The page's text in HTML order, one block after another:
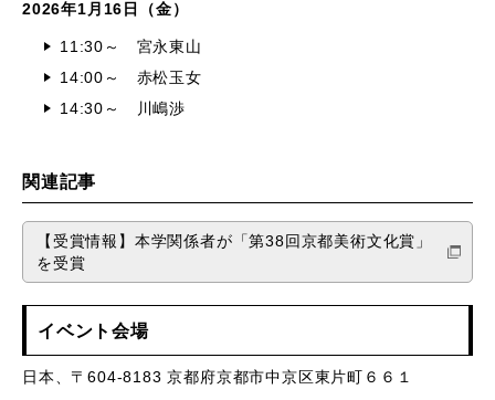
2026年1月16日（金）
11:30～ 宮永東山
14:00～ 赤松玉女
14:30～ 川嶋渉
関連記事
【受賞情報】本学関係者が「第38回京都美術文化賞」
を受賞
イベント会場
日本、〒604-8183 京都府京都市中京区東片町６６１